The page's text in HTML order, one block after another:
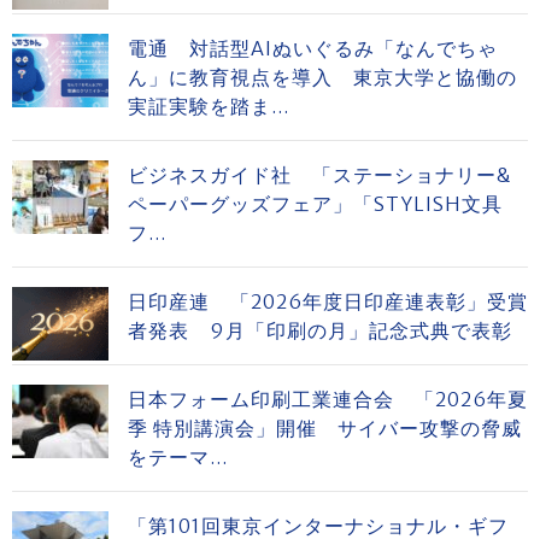
電通 対話型AIぬいぐるみ「なんでちゃ
ん」に教育視点を導入 東京大学と協働の
実証実験を踏ま...
ビジネスガイド社 「ステーショナリー&
ペーパーグッズフェア」「STYLISH文具
フ...
日印産連 「2026年度日印産連表彰」受賞
者発表 9月「印刷の月」記念式典で表彰
日本フォーム印刷工業連合会 「2026年夏
季 特別講演会」開催 サイバー攻撃の脅威
をテーマ...
「第101回東京インターナショナル・ギフ